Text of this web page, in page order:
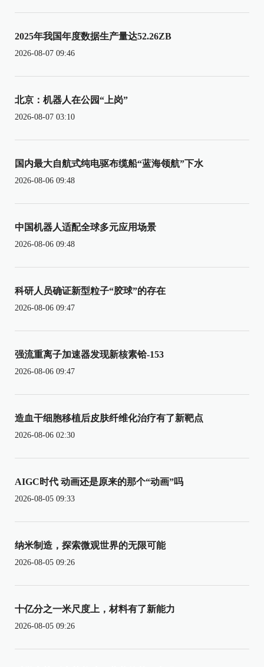
2025年我国年度数据生产量达52.26ZB
2026-08-07 09:46
北京：机器人在公园“上岗”
2026-08-07 03:10
国内最大自航式纯电驱布缆船“蓝海领航”下水
2026-08-06 09:48
中国机器人适配全球多元应用场景
2026-08-06 09:48
科研人员确证新型粒子“胶球”的存在
2026-08-06 09:47
强流重离子加速器发现新核素铪-153
2026-08-06 09:47
造血干细胞移植后皮肤纤维化治疗有了新靶点
2026-08-06 02:30
AIGC时代 动画还是原来的那个“动画”吗
2026-08-05 09:33
纳米制造，探索微观世界的无限可能
2026-08-05 09:26
十亿分之一米尺度上，材料有了新能力
2026-08-05 09:26